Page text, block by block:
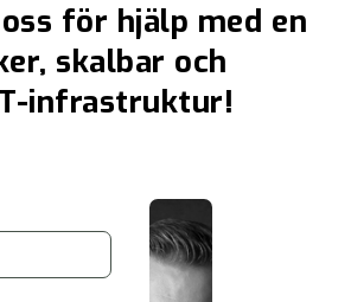
för hjälp med en
skalbar och
infrastruktur!